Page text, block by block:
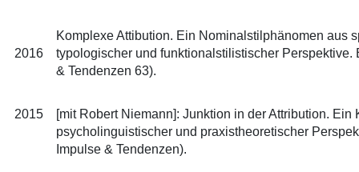
2016
Komplexe Attibution. Ein Nominalstilphänomen aus
typologischer und funktionalstilistischer
& Tendenzen 63).
2015
[mit Robert Niemann]: Junktion in der Attribution.
psycholinguistischer und praxistheoretischer
Impulse & Tendenzen).